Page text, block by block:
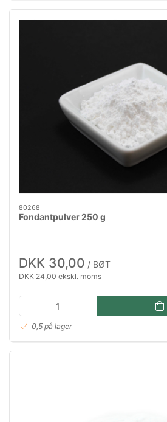
80268
Fondantpulver 250 g
DKK 30,00 / BØT
DKK 24,00 ekskl. moms
0,5 på lager